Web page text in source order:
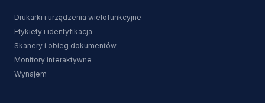
Drukarki i urządzenia wielofunkcyjne
Etykiety i identyfikacja
Skanery i obieg dokumentów
Monitory interaktywne
Wynajem